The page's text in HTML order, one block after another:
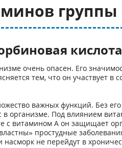
группы
очень опасен. Его
тем, что он участвует в
важных функций. Без его
в организме. Под влиянием
с витамином А он защищает
простудные
насморк не перейдут в